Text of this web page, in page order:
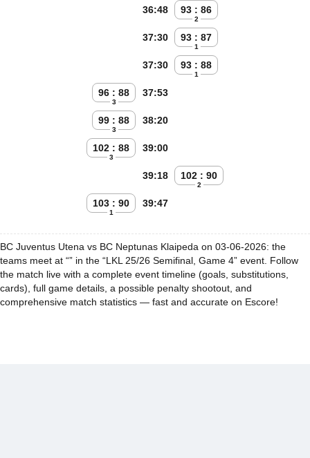
93 : 86
2
36:48
93 : 87
1
37:30
93 : 88
1
37:30
96 : 88
3
37:53
99 : 88
3
38:20
102 : 88
3
39:00
102 : 90
2
39:18
103 : 90
1
39:47
BC Juventus Utena vs BC Neptunas Klaipeda on 03-06-2026: the
teams meet at “” in the “LKL 25/26 Semifinal, Game 4” event. Follow
the match live with a complete event timeline (goals, substitutions,
cards), full game details, a possible penalty shootout, and
comprehensive match statistics — fast and accurate on Escore!